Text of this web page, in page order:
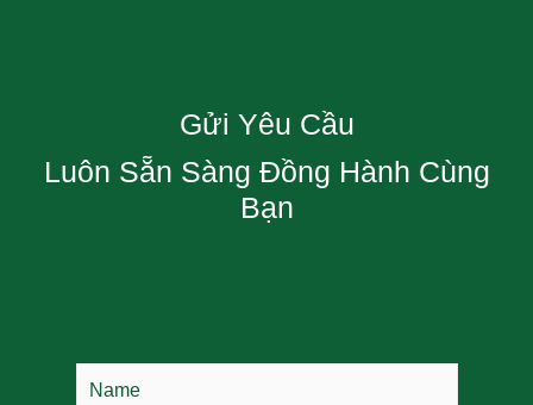
Gửi Yêu Cầu
Luôn Sẵn Sàng Đồng Hành Cùng
Bạn